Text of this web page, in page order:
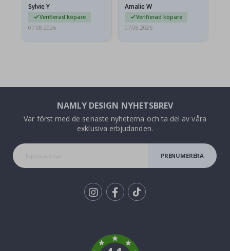
Sylvie Y
Verifierad köpare
07.08.2026
Amalie W
Verifierad köpare
07.08.2026
NAMLY DESIGN NYHETSBREV
Var först med de senaste nyheterna och ta del av våra
exklusiva erbjudanden.
PRENUMERERA